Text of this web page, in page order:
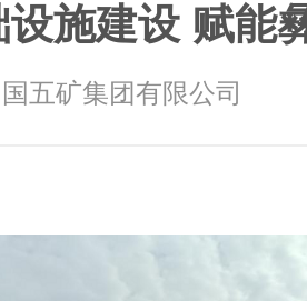
设施建设 赋能
五矿集团有限公司